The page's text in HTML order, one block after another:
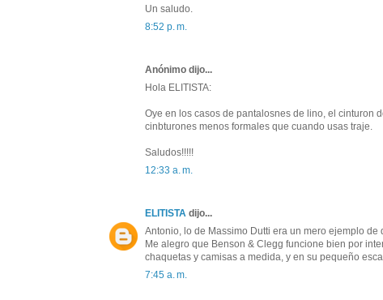
Un saludo.
8:52 p. m.
Anónimo dijo...
Hola ELITISTA:
Oye en los casos de pantalosnes de lino, el cinturon
cinbturones menos formales que cuando usas traje.
Saludos!!!!!
12:33 a. m.
ELITISTA dijo...
Antonio, lo de Massimo Dutti era un mero ejemplo
Me alegro que Benson & Clegg funcione bien por
chaquetas y camisas a medida, y en su pequeño
7:45 a. m.